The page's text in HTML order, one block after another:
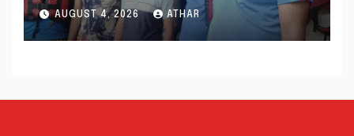
AUGUST 4, 2026 ATHAR